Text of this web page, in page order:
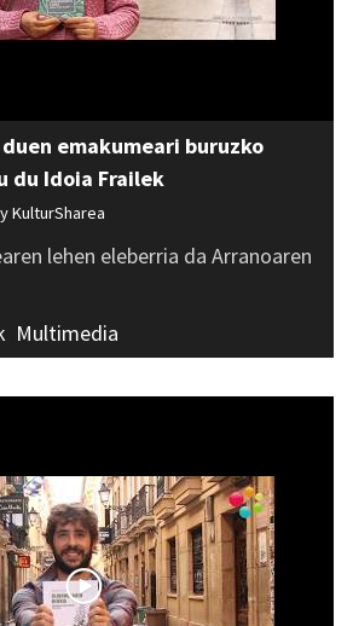
emakumeari buruzko
du Idoia Frailek
KulturSharea
lehen eleberria da Arranoaren
Multimedia